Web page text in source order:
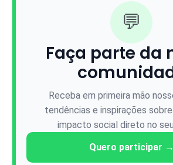
💬
Faça parte da
Receba em primeira mão
tendências e inspirações
impacto social direto no
Quero participar →